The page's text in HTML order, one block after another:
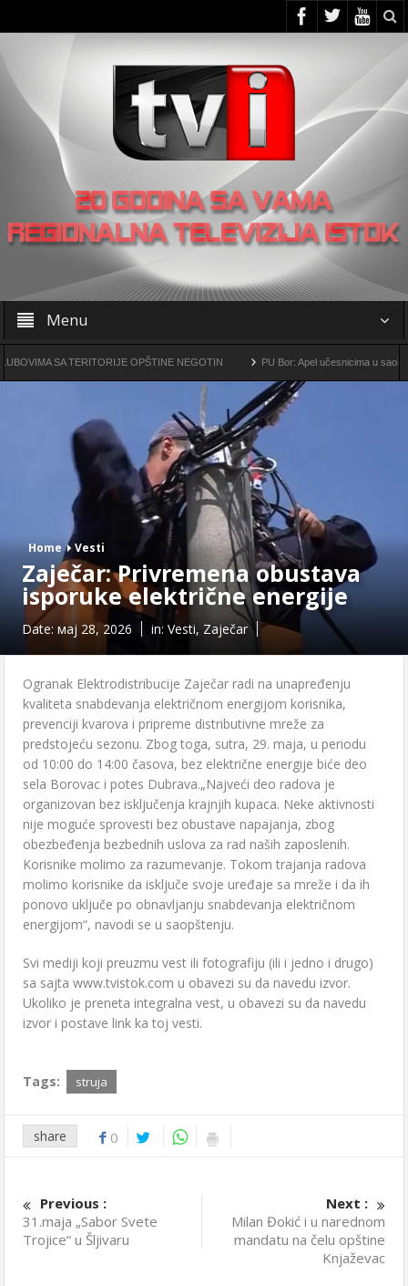
Menu
SA TERITORIJE OPŠTINE NEGOTIN PU Bor: Apel učesnicima u saobraćaju
metalurški kompleks „Čukaru Peki” i „Malka Golaja“
Home Vesti
Zaječar: Privremena obustava
isporuke električne energije
Date:мај 28, 2026 in:Vesti, Zaječar
Ogranak Elektrodistribucije Zaječar radi na unapređenju
kvaliteta snabdevanja električnom energijom korisnika,
prevenciji kvarova i pripreme distributivne mreže za
predstojeću sezonu. Zbog toga, sutra, 29. maja, u periodu
od 10:00 do 14:00 časova, bez električne energije biće deo
sela Borovac i potes Dubrava.„Najveći deo radova je
organizovan bez isključenja krajnjih kupaca. Neke aktivnosti
nije moguće sprovesti bez obustave napajanja, zbog
obezbeđenja bezbednih uslova za rad naših zaposlenih.
Korisnike molimo za razumevanje. Tokom trajanja radova
molimo korisnike da isključe svoje uređaje sa mreže i da ih
ponovo uključe po obnavljanju snabdevanja električnom
energijom“, navodi se u saopštenju.
Svi mediji koji preuzmu vest ili fotografiju (ili i jedno i drugo)
sa sajta www.tvistok.com u obavezi su da navedu izvor.
Ukoliko je preneta integralna vest, u obavezi su da navedu
izvor i postave link ka toj vesti.
Tags: struja
share 0
Previous :
31.maja „Sabor Svete
Trojice“ u Šljivaru
Next :
Milan Đokić i u narednom
mandatu na čelu opštine
Knjaževac